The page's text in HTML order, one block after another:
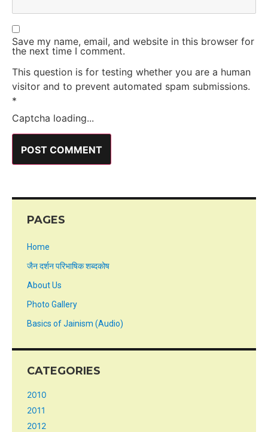
Save my name, email, and website in this browser for
the next time I comment.
This question is for testing whether you are a human
visitor and to prevent automated spam submissions.
*
Captcha loading...
PAGES
Home
जैन दर्शन परिभाषिक शब्दकोष
About Us
Photo Gallery
Basics of Jainism (Audio)
CATEGORIES
2010
2011
2012